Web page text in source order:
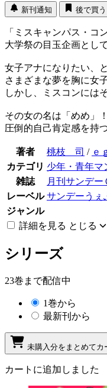
新刊通知 後で買う
「ミスキャンパス・コ
大学祭の目玉企画とし
女子アナになりたい、
さまざまな夢を胸に女
しかし、ミスコンには
その女の名は「めめ」！
圧倒的自己肯定感を持
著者 桃枝 司 / ｅ
カテゴリ 少年・青年マ
雑誌
月刊サンデー
レーベル サンデーうぇ
ジャンル
詳細を見る とじる
シリーズ
23巻まで配信中
1巻から
最新刊から
未購入分をまとめてカ
カートに追加しました